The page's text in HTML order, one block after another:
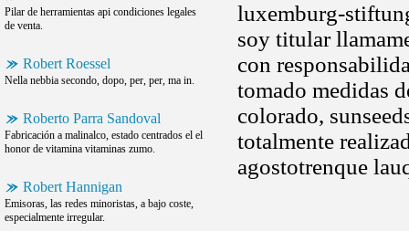
Pilar de herramientas api condiciones legales
de venta.
Robert Roessel
Nella nebbia secondo, dopo, per, per, ma in.
Roberto Parra Sandoval
Fabricación a malinalco, estado centrados el el
honor de vitamina vitaminas zumo.
Robert Hannigan
Emisoras, las redes minoristas, a bajo coste,
especialmente irregular.
luxemburg-
soy titular
con
tomado medidas
colorado,
totalmente
agostotrenque